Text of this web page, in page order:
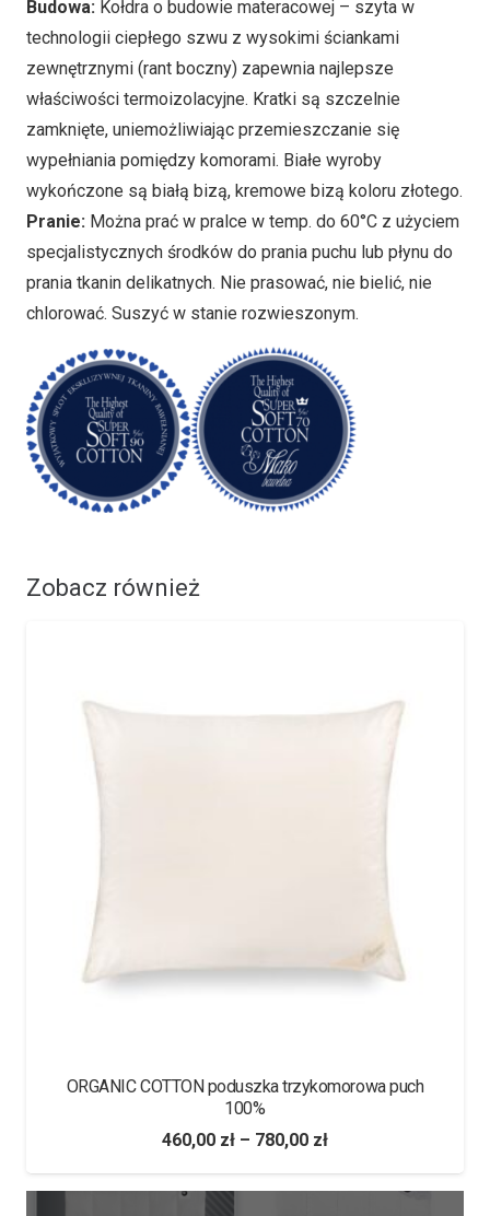
Budowa: Kołdra o budowie materacowej – szyta w
technologii ciepłego szwu z wysokimi ściankami
zewnętrznymi (rant boczny) zapewnia najlepsze
właściwości termoizolacyjne. Kratki są szczelnie
zamknięte, uniemożliwiając przemieszczanie się
wypełniania pomiędzy komorami. Białe wyroby
wykończone są białą bizą, kremowe bizą koloru złotego.
Pranie: Można prać w pralce w temp. do 60°C z użyciem
specjalistycznych środków do prania puchu lub płynu do
prania tkanin delikatnych. Nie prasować, nie bielić, nie
chlorować. Suszyć w stanie rozwieszonym.
Zobacz również
QUALLO Poduszka termo
zł–365,00